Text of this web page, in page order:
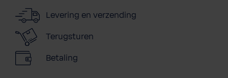
Levering en verzending
Terugsturen
Betaling